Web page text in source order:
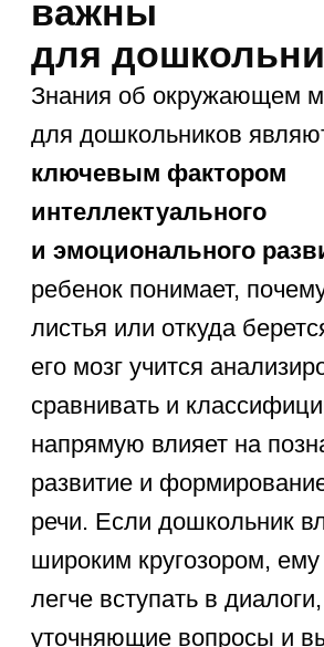
внимание на
курсы по подготовке
помогают ребенку собрать
разрозненные знания в единую
картину мира.
Что должен знать
ребенок о живой
природе
Живая природа — это самая
захватывающая тема для детей.
Развитие кругозора дошкольника
начинается с наблюдения
за домашними питомцами и птицами
в парке. Ребенок должен четко
живое и неживое
понимая, что животные и растения
растут, дышат, питаются и
размножаются. Важно не только
называть конкретных представителей
фауны, но и знать их среду обитания,
повадки и особенности внешнего